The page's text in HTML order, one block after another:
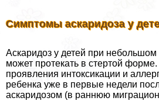
Симптомы аскаридоза у
Аскаридоз у детей при небольшом
может протекать в стертой
проявления интоксикации и
ребенка уже в первые недели
аскаридозом (в раннюю